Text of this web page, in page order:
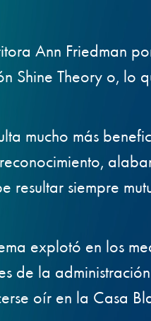
Ann Friedman
Shine Theory o, lo
mucho más
resultar siempre
explotó en los
de la
oír en la Casa